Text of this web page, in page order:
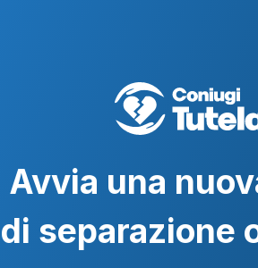
Avvia una
di separazione